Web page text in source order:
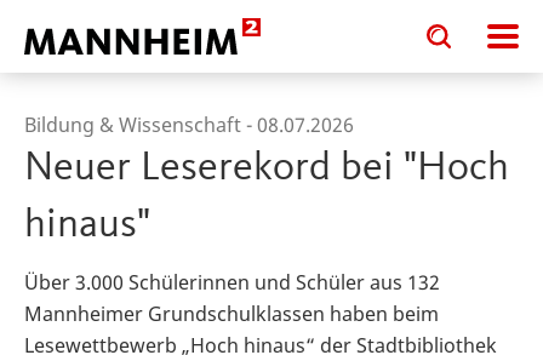
Toggle
search
input
Toggle
search
input
Bildung & Wissenschaft -08.07.2026
Neuer Leserekord bei "Hoch
hinaus"
Über 3.000 Schülerinnen und Schüler aus 132
Mannheimer Grundschulklassen haben beim
Lesewettbewerb „Hoch hinaus“ der Stadtbibliothek